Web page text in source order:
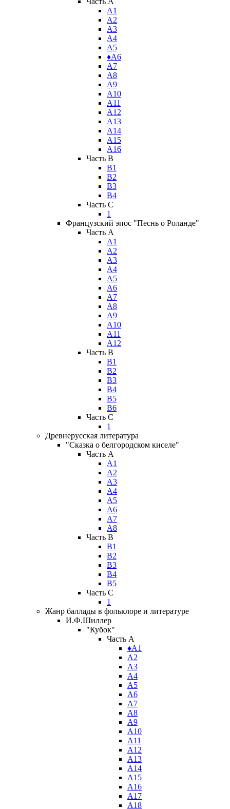
А1
А2
А3
А4
А5
♦А6
А7
А8
А9
А10
А11
А12
А13
А14
А15
А16
Часть B
В1
В2
В3
В4
Часть C
1
Французский эпос "Песнь о Роланде"
Часть A
А1
А2
А3
А4
А5
А6
А7
А8
А9
А10
А11
А12
Часть B
В1
В2
В3
В4
В5
В6
Часть C
1
Древнерусская литература
"Сказка о белгородском киселе"
Часть A
А1
А2
А3
А4
А5
А6
А7
А8
Часть B
В1
В2
В3
В4
В5
Часть C
1
Жанр баллады в фольклоре и литературе
И.Ф.Шиллер
"Кубок"
Часть A
♦А1
А2
А3
А4
А5
А6
А7
А8
А9
А10
А11
А12
А13
А14
А15
А16
А17
А18